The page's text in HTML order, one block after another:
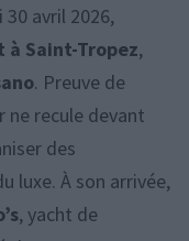
30 avril 2026,
Saint-Tropez,
. Preuve de
ne recule devant
des
luxe. À son arrivée,
, yacht de